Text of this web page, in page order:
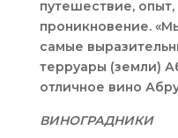
путешествие,
проникновение.
самые
терруары (земли)
отличное вино
ВИНОГРАДНИКИ